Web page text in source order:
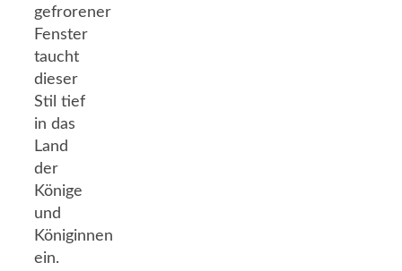
gefrorener
Fenster
taucht
dieser
Stil tief
in das
Land
der
Könige
und
Königinnen
ein.